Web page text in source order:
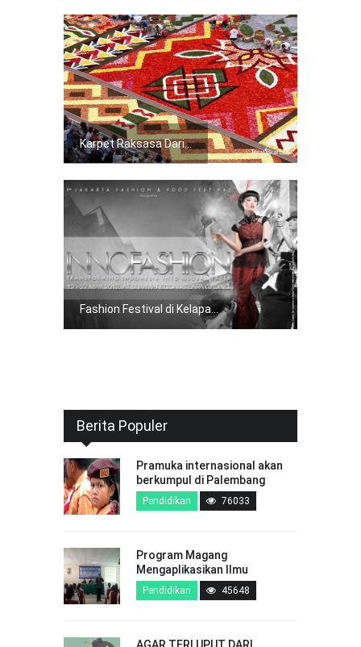
Karpet Raksasa Dari...
Fashion Festival di Kelapa...
Berita Populer
Pramuka internasional akan
berkumpul di Palembang
Pendidikan 76033
Program Magang
Mengaplikasikan Ilmu
Pendidikan 45648